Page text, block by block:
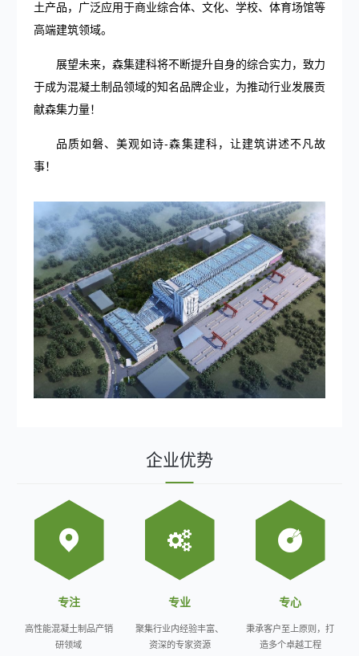
土产品，广泛应用于商业综合体、文化、学校、体育场馆等
高端建筑领域。
展望未来，森集建科将不断提升自身的综合实力，致力
于成为混凝土制品领域的知名品牌企业，为推动行业发展贡
献森集力量！
品质如磐、美观如诗-森集建科，让建筑讲述不凡故
事！
企业优势
专注
高性能混凝土制品产销
研领域
专业
聚集行业内经验丰富、
资深的专家资源
专心
秉承客户至上原则，打
造多个卓越工程